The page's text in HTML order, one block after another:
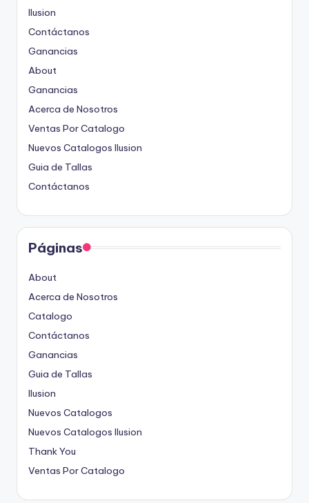
Ilusion
Contáctanos
Ganancias
About
Ganancias
Acerca de Nosotros
Ventas Por Catalogo
Nuevos Catalogos Ilusion
Guia de Tallas
Contáctanos
Páginas
About
Acerca de Nosotros
Catalogo
Contáctanos
Ganancias
Guia de Tallas
Ilusion
Nuevos Catalogos
Nuevos Catalogos Ilusion
Thank You
Ventas Por Catalogo